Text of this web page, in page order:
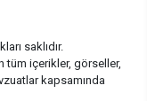
saklıdır.
içerikler, görseller,
kapsamında